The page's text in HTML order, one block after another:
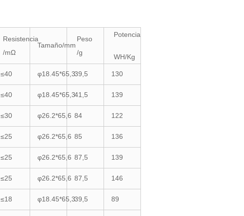
Resistencia
/mΩ
Tamaño/mm
Peso
/g
Potencia
WH/Kg
≤40 φ18.45*65,339,5 130
≤40 φ18.45*65,341,5 139
≤30 φ26.2*65,6 84 122
≤25 φ26.2*65,6 85 136
≤25 φ26.2*65,6 87,5 139
≤25 φ26.2*65,6 87,5 146
≤18 φ18.45*65,339,5 89